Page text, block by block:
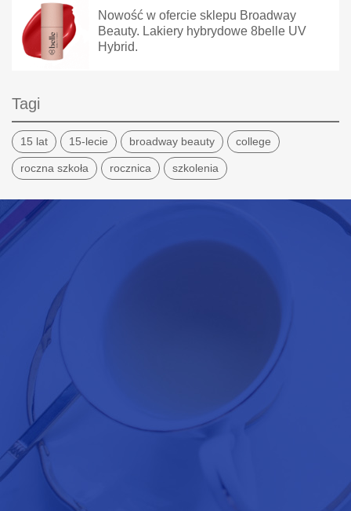
Nowość w ofercie sklepu Broadway
Beauty. Lakiery hybrydowe 8belle UV
Hybrid.
Tagi
15 lat 15-lecie broadway beauty college
roczna szkoła rocznica szkolenia